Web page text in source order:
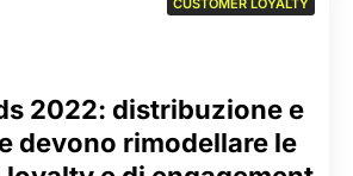
2022: distribuzione e
devono rimodellare le
CUSTOMER LOYALTY